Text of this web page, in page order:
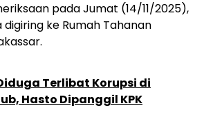
pada Jumat (14/11/2025),
ke Rumah Tahanan
Terlibat Korupsi di
Hasto Dipanggil KPK